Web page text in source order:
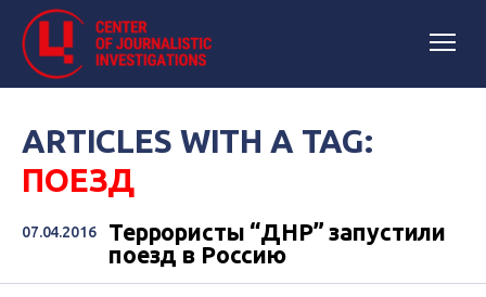
ARTICLES WITH A TAG:
ПОЕЗД
07.04.2016
Террористы “ДНР” запустили
поезд в Россию